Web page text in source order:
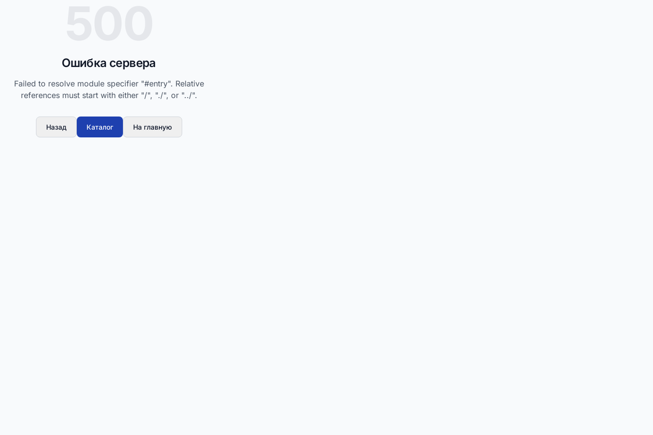
Ошибка сервера
Failed to resolve module specifier "#entry". Relative
references must start with either "/", "./", or "../".
Назад Каталог На главную